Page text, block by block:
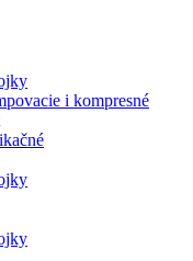
i kompresné